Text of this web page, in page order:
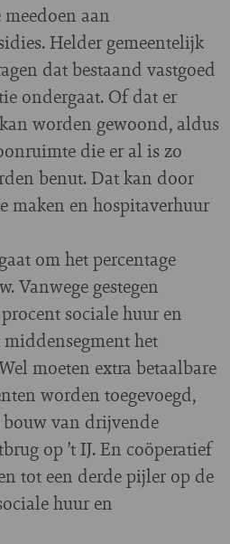
aan
Helder gemeentelijk
dat bestaand vastgoed
ondergaat. Of dat er
worden gewoond, aldus
die er al is zo
benut. Dat kan door
maken en hospitaverhuur
om het percentage
Vanwege gestegen
sociale huur en
het
moeten extra betaalbare
worden toegevoegd,
van drijvende
op ’t IJ. En coöperatief
tot een derde pijler op de
huur en